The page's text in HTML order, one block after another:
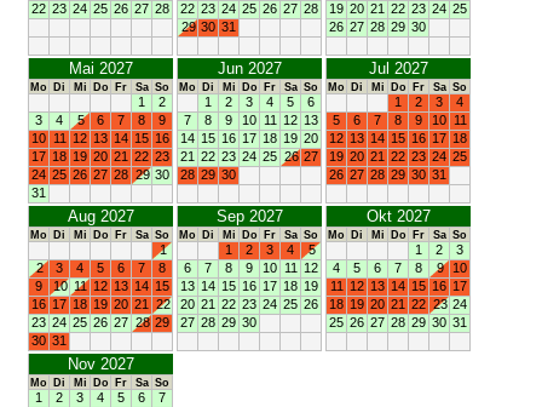
22 23 24 25 26 27 28
22 23 24 25 26 27 28
29 30 31
19 20 21 22 23 24 25
26 27 28 29 30
Mai 2027
Mo Di Mi Do Fr Sa So
1
2
3
4 5 6 7 8
9
10 11 12 13 14 15 16
17 18 19 20 21 22 23
24 25 26 27 28 29 30
31
Jun 2027
Mo Di Mi Do Fr Sa So
1 2 3 4 5
6
7
8 9 10 11 12 13
14 15 16 17 18 19 20
21 22 23 24 25 26 27
28 29 30
Jul 2027
Mo Di Mi Do Fr Sa So
1 2 3
4
5
6 7 8 9 10 11
12 13 14 15 16 17 18
19 20 21 22 23 24 25
26 27 28 29 30 31
Aug 2027
Mo Di Mi Do Fr Sa So
1
2
3 4 5 6 7
8
9
10 11 12 13 14 15
16 17 18 19 20 21 22
23 24 25 26 27 28 29
30 31
Sep 2027
Mo Di Mi Do Fr Sa So
1 2 3 4
5
6
7 8 9 10 11 12
13 14 15 16 17 18 19
20 21 22 23 24 25 26
27 28 29 30
Okt 2027
Mo Di Mi Do Fr Sa So
1 2
3
4
5 6 7 8 9
10
11 12 13 14 15 16 17
18 19 20 21 22 23 24
25 26 27 28 29 30 31
Nov 2027
Mo Di Mi Do Fr Sa So
1 2 3 4 5 6
7